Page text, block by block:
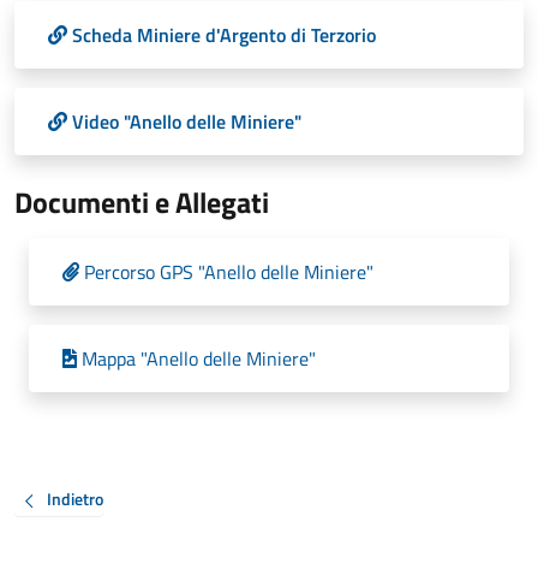
Scheda Miniere d'Argento di Terzorio
Video "Anello delle Miniere"
Documenti e Allegati
Percorso GPS "Anello delle Miniere"
Mappa "Anello delle Miniere"
Indietro